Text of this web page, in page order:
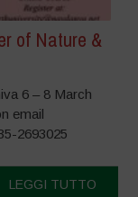
of Nature &
6 – 8 March
email
2693025
LEGGI TUTTO